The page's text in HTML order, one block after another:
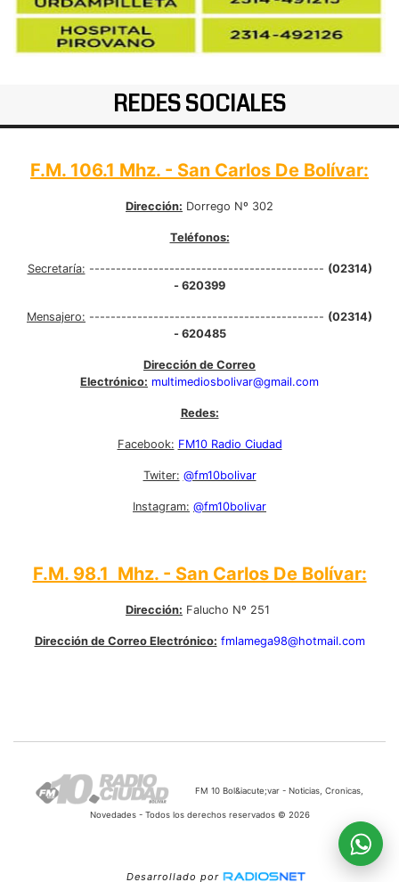
REDES SOCIALES
F.M. 106.1 Mhz. - San Carlos De Bolívar:
Dirección: Dorrego Nº 302
Teléfonos:
Secretaría: -------------------------------------------- (02314)
- 620399
Mensajero: -------------------------------------------- (02314)
- 620485
Dirección de Correo
Electrónico: multimediosbolivar@gmail.com
Redes:
Facebook: FM10 Radio Ciudad
Twiter: @fm10bolivar
Instagram: @fm10bolivar
F.M. 98.1 Mhz. - San Carlos De Bolívar:
Dirección: Falucho Nº 251
Dirección de Correo Electrónico: fmlamega98@hotmail.com
FM 10 Bol&iacute;var - Noticias, Cronicas,
Novedades - Todos los derechos reservados © 2026
Desarrollado por